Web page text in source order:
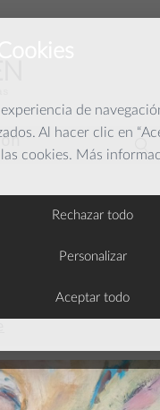
de
Al hacer clic en
cookies. Más
Rechazar todo
Personalizar
Aceptar todo